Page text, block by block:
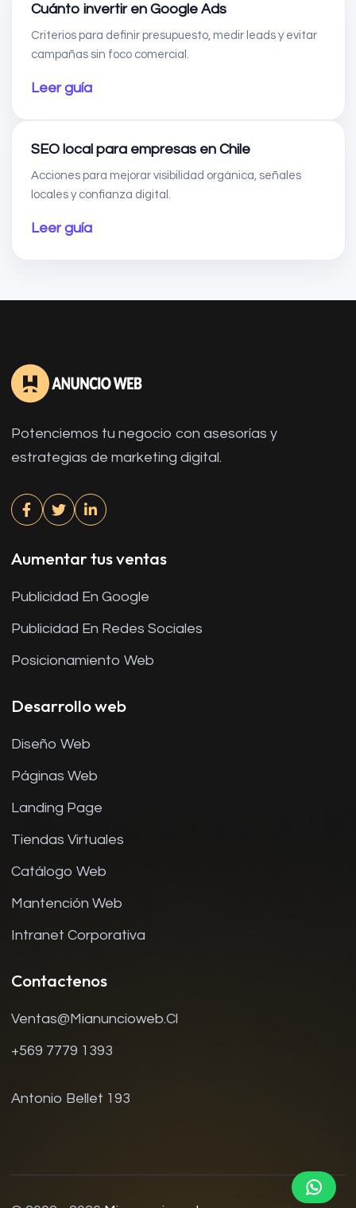
Cuánto invertir en Google Ads
Criterios para definir presupuesto, medir leads y evitar
campañas sin foco comercial.
Leer guía
SEO local para empresas en Chile
Acciones para mejorar visibilidad orgánica, señales
locales y confianza digital.
Leer guía
Potenciemos tu negocio con asesorías y
estrategias de marketing digital.
Aumentar tus ventas
Publicidad En Google
Publicidad En Redes Sociales
Posicionamiento Web
Desarrollo web
Diseño Web
Páginas Web
Landing Page
Tiendas Virtuales
Catálogo Web
Mantención Web
Intranet Corporativa
Contactenos
Ventas@mianuncioweb.cl
+569 7779 1393
Antonio Bellet 193